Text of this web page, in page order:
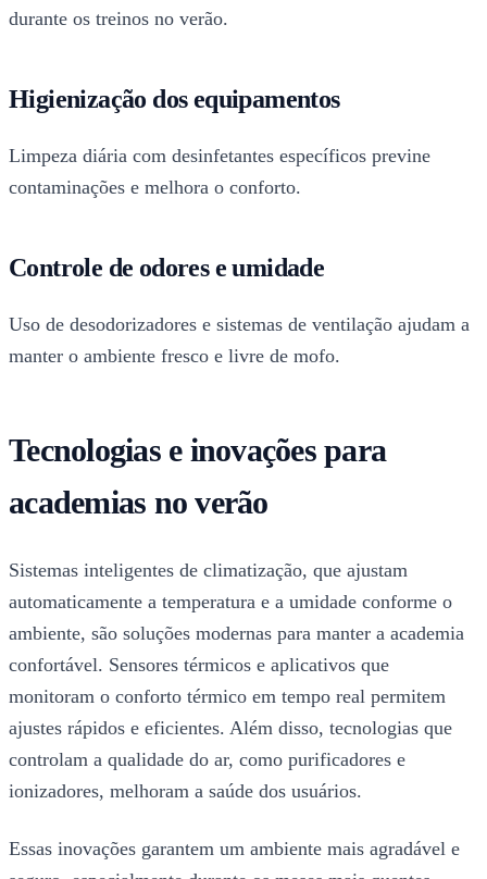
durante os treinos no verão.
Higienização dos equipamentos
Limpeza diária com desinfetantes específicos previne
contaminações e melhora o conforto.
Controle de odores e umidade
Uso de desodorizadores e sistemas de ventilação ajudam a
manter o ambiente fresco e livre de mofo.
Tecnologias e inovações para
academias no verão
Sistemas inteligentes de climatização, que ajustam
automaticamente a temperatura e a umidade conforme o
ambiente, são soluções modernas para manter a academia
confortável. Sensores térmicos e aplicativos que
monitoram o conforto térmico em tempo real permitem
ajustes rápidos e eficientes. Além disso, tecnologias que
controlam a qualidade do ar, como purificadores e
ionizadores, melhoram a saúde dos usuários.
Essas inovações garantem um ambiente mais agradável e